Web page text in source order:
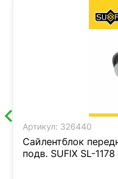
Артикул: 326440
Сайлентблок
подв. SUFIX SL-1178